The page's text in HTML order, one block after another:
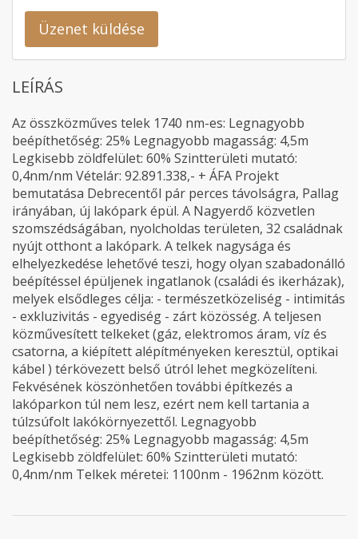
Üzenet küldése
LEÍRÁS
Az összközműves telek 1740 nm-es: Legnagyobb
beépíthetőség: 25% Legnagyobb magasság: 4,5m
Legkisebb zöldfelület: 60% Szintterületi mutató:
0,4nm/nm Vételár: 92.891.338,- + ÁFA Projekt
bemutatása Debrecentől pár perces távolságra, Pallag
irányában, új lakópark épül. A Nagyerdő közvetlen
szomszédságában, nyolcholdas területen, 32 családnak
nyújt otthont a lakópark. A telkek nagysága és
elhelyezkedése lehetővé teszi, hogy olyan szabadonálló
beépítéssel épüljenek ingatlanok (családi és ikerházak),
melyek elsődleges célja: - természetközeliség - intimitás
- exkluzivitás - egyediség - zárt közösség. A teljesen
közművesített telkeket (gáz, elektromos áram, víz és
csatorna, a kiépített alépítményeken keresztül, optikai
kábel ) térkövezett belső útról lehet megközelíteni.
Fekvésének köszönhetően további építkezés a
lakóparkon túl nem lesz, ezért nem kell tartania a
túlzsúfolt lakókörnyezettől. Legnagyobb
beépíthetőség: 25% Legnagyobb magasság: 4,5m
Legkisebb zöldfelület: 60% Szintterületi mutató:
0,4nm/nm Telkek méretei: 1100nm - 1962nm között.